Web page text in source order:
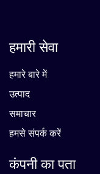
हमारी सेवा
हमारे बारे में
उत्पाद
समाचार
हमसे संपर्क करें
कंपनी का पता